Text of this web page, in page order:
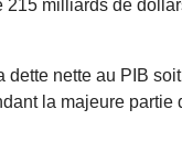
milliards de
dette nette au PIB
la majeure